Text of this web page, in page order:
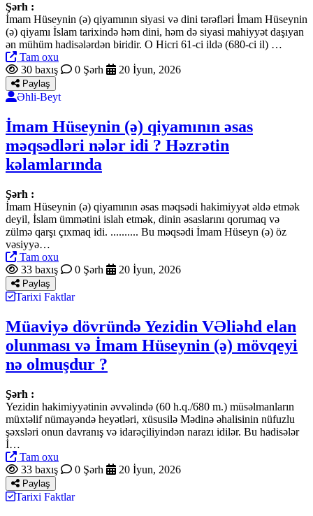
Şərh :
İmam Hüseynin (ə) qiyamının siyasi və dini tərəfləri İmam Hüseynin
(ə) qiyamı İslam tarixində həm dini, həm də siyasi mahiyyət daşıyan
ən mühüm hadisələrdən biridir. O Hicri 61-ci ildə (680-ci il) …
Tam oxu
30 baxış
0 Şərh 20 İyun, 2026
Paylaş
Əhli-Beyt
İmam Hüseynin (ə) qiyamının əsas
məqsədləri nələr idi ? Həzrətin
kəlamlarında
Şərh :
İmam Hüseynin (ə) qiyamının əsas məqsədi hakimiyyət əldə etmək
deyil, İslam ümmətini islah etmək, dinin əsaslarını qorumaq və
zülmə qarşı çıxmaq idi. .......... Bu məqsədi İmam Hüseyn (ə) öz
vəsiyyə…
Tam oxu
33 baxış
0 Şərh 20 İyun, 2026
Paylaş
Tarixi Faktlar
Müaviyə dövründə Yezidin VƏliəhd elan
olunması və İmam Hüseynin (ə) mövqeyi
nə olmuşdur ?
Şərh :
Yezidin hakimiyyətinin əvvəlində (60 h.q./680 m.) müsəlmanların
müxtəlif nümayəndə heyətləri, xüsusilə Mədinə əhalisinin nüfuzlu
şəxsləri onun davranış və idarəçiliyindən narazı idilər. Bu hadisələr
İ…
Tam oxu
33 baxış
0 Şərh 20 İyun, 2026
Paylaş
Tarixi Faktlar